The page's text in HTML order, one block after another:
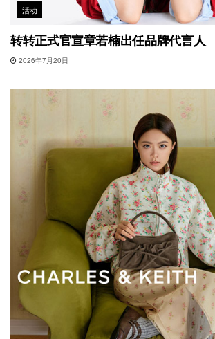
活动
转转正式官宣章若楠出任品牌代言人
2026年7月20日